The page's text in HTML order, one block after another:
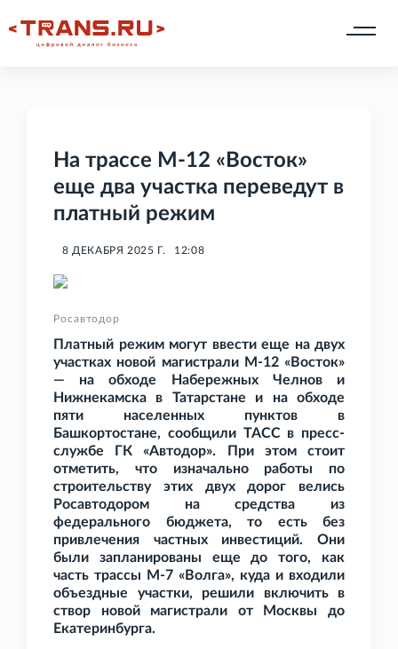
На трассе М-12 «Восток»
еще два участка переведут в
платный режим
8 ДЕКАБРЯ 2025 Г. 12:08
Росавтодор
Платный режим могут ввести еще на двух
участках новой магистрали М-12 «Восток»
— на обходе Набережных Челнов и
Нижнекамска в Татарстане и на обходе
пяти населенных пунктов в
Башкортостане, сообщили ТАСС в пресс-
службе ГК
«Автодор». При этом стоит
отметить, что изначально работы по
строительству этих двух дорог велись
Росавтодором на средства из
федерального бюджета, то есть без
привлечения частных инвестиций. Они
были запланированы еще до того, как
часть трассы М-7 «Волга», куда и входили
объездные участки, решили включить в
створ новой магистрали от Москвы до
Екатеринбурга.